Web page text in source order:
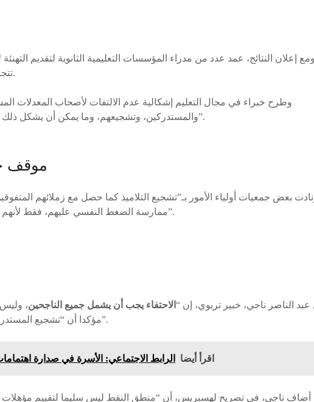
ومع إعلان النتائج، عمد عدد من مدراء المؤسسات التعليمية الثانوية لتقديم
تتجاوز في معظم الجهات 19 على 20.
وطرح خبراء في مجال التعليم إشكالية عدم الالتفات لأصحاب المعدلات
والمستدركين، وتشجيعهم، وما يمكن أن يشكل ذلك من حالة “الإقصاء وعدم الإنصاف”.
موقف
بعض جمعيات أولياء الأمور بـ”تشجيع التلاميذ كما حصل مع زملائهم
ممارسة الضغط النفسي عليهم، فقط لأنهم لم يتوفّقوا في امتحان زمني عابر”.
عبد الناصر ناجي، خبير تربوي، إن “ الاحتفاء يجب أن يشمل جميع الناجحين،
مؤكدا أن “تشجيع المستدركين والراسبين أمر ضروري وهام”.
اقرأ أيضا الرابط الاجتماعي: الأسرة في صدارة
أضاف ناجي، في تصريح لهسبريس، أن “منطق النقط ليس سليما لتقييم مؤهلات